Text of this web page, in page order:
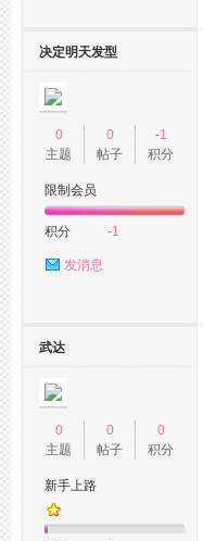
决定明天发型
0
主题
0
帖子
-1
积分
限制会员
积分 -1
发消息
武达
0
主题
0
帖子
0
积分
新手上路